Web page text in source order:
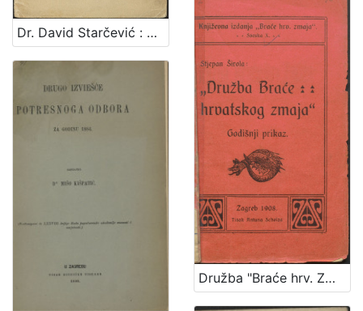
Dr. David Starčević : povodom 100-godišnjice njegova rođenja / napisao Rudolf Horvat
Družba "Braće hrv. Zmaja" : godišnji prikaz : čitan u glavnoj skupštini dne 29. travnja 1908 / Stjepan Širola